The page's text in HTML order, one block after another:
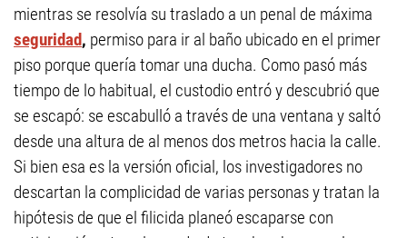
mientras se resolvía su traslado a un penal de máxima
seguridad, permiso para ir al baño ubicado en el primer
piso porque quería tomar una ducha. Como pasó más
tiempo de lo habitual, el custodio entró y descubrió que
se escapó: se escabulló a través de una ventana y saltó
desde una altura de al menos dos metros hacia la calle.
Si bien esa es la versión oficial, los investigadores no
descartan la complicidad de varias personas y tratan la
hipótesis de que el filicida planeó escaparse con